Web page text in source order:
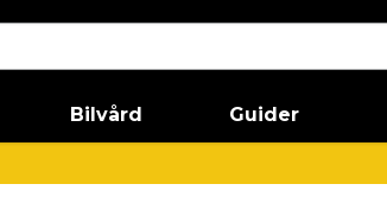
Bilvård Guider